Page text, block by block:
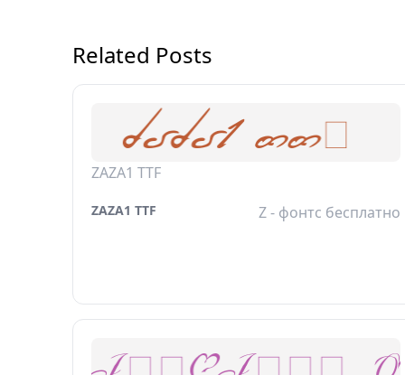
Related Posts
ZAZA1 TTF
ZAZA1 TTF Z - фонтс бесплатно